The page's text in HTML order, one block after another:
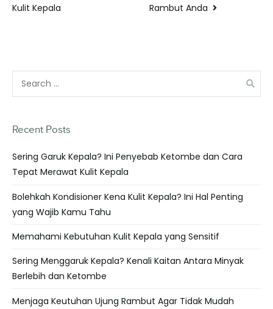
Kulit Kepala
Rambut Anda
Recent Posts
Sering Garuk Kepala? Ini Penyebab Ketombe dan Cara
Tepat Merawat Kulit Kepala
Bolehkah Kondisioner Kena Kulit Kepala? Ini Hal Penting
yang Wajib Kamu Tahu
Memahami Kebutuhan Kulit Kepala yang Sensitif
Sering Menggaruk Kepala? Kenali Kaitan Antara Minyak
Berlebih dan Ketombe
Menjaga Keutuhan Ujung Rambut Agar Tidak Mudah